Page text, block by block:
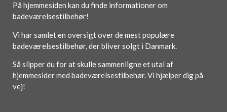
På hjemmesiden kan du finde informationer om
badeværelsestilbehør!
Vi har samlet en oversigt over de mest populære
badeværelsestilbehør, der bliver solgt i Danmark.
Så slipper du for at skulle sammenligne et utal af
hjemmesider med badeværelsestilbehør. Vi hjælper dig på
vej!